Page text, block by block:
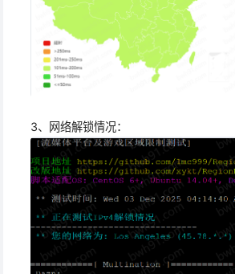
3、网络解锁情况：